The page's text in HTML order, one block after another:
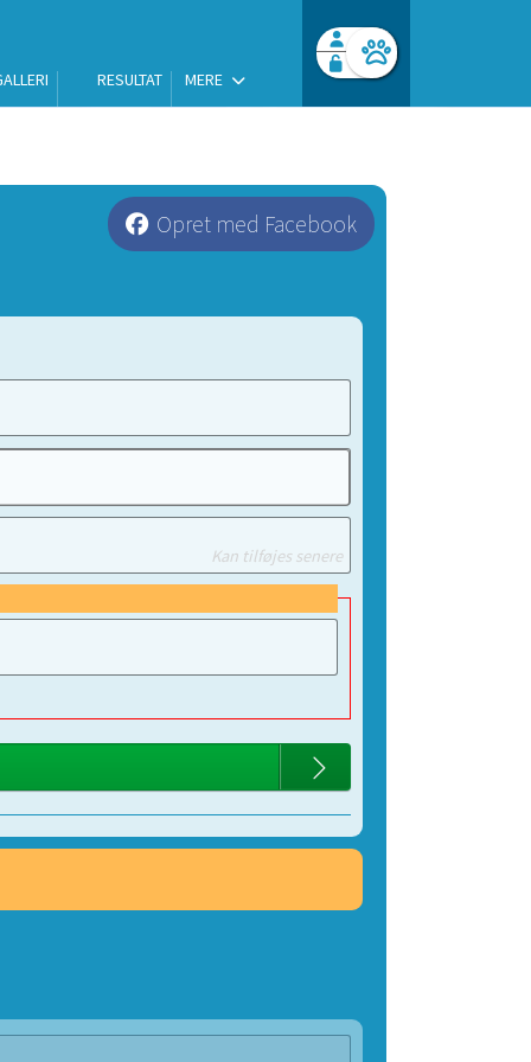
RESULTAT MERE
Log ind
Opret med Facebook
Kan tilføjes senere